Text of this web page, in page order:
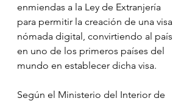
enmiendas a la Ley de Extranjería
para permitir la creación de una visa
nómada digital, convirtiendo al país
en uno de los primeros países del
mundo en establecer dicha visa.
Según el Ministerio del Interior de